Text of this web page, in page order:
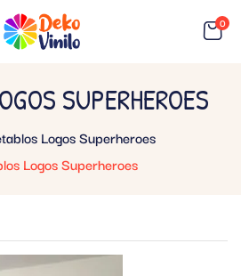
0
SUPERHEROES
Logos Superheroes
Logos Superheroes